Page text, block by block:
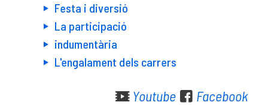
Festa i diversió
La participació
indumentària
L'engalament dels carrers
Facebook
Youtube